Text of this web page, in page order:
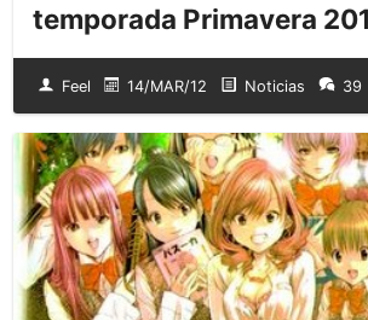
temporada Primavera
Feel 14/MAR/12 Noticias 39